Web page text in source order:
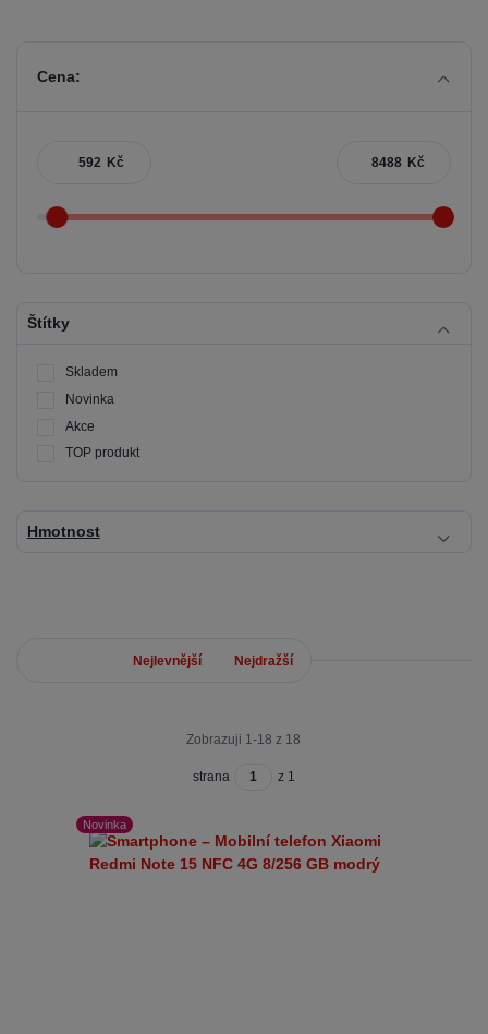
Cena:
Kč Kč
Štítky
Skladem
Novinka
Akce
TOP produkt
Hmotnost
Nejlevnější Nejdražší
Zobrazuji 1-18 z 18
strana z 1
Novinka